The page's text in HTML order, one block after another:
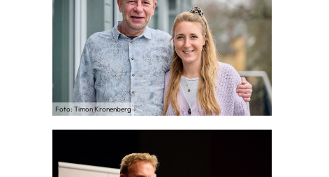
Foto: Timon Kronenberg